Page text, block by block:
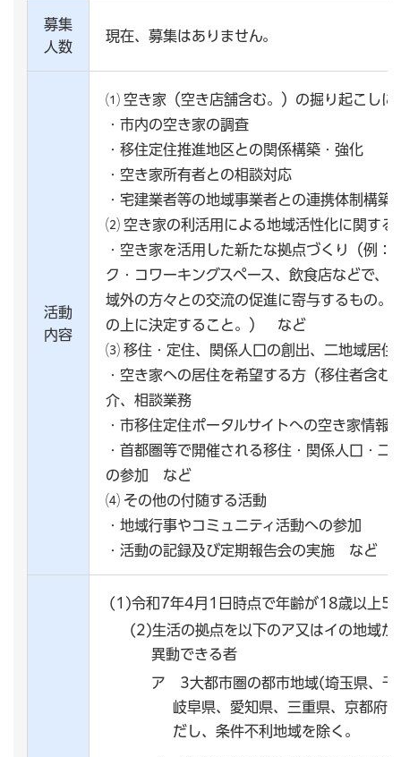
募集
人数
現在、募集はありません。
活動
内容
⑴ 空き家（空き店舗含む。）の掘り起こしに
・市内の空き家の調査
・移住定住推進地区との関係構築・強化
・空き家所有者との相談対応
・宅建業者等の地域事業者との連携体制構
⑵ 空き家の利活用による地域活性化に関する
・空き家を活用した新たな拠点づくり（例：
ク・コワーキングスペース、飲食店などで、
域外の方々との交流の促進に寄与するもの。
の上に決定すること。） など
⑶ 移住・定住、関係人口の創出、二地域居住
・空き家への居住を希望する方（移住者含む
介、相談業務
・市移住定住ポータルサイトへの空き家情報
・首都圏等で開催される移住・関係人口・二
の参加 など
⑷ その他の付随する活動
・地域行事やコミュニティ活動への参加
・活動の記録及び定期報告会の実施 など
(1)令和7年4月1日時点で年齢が18歳以上
(2)生活の拠点を以下のア又はイの地域か
異動できる者
ア 3大都市圏の都市地域(埼玉県、千
岐阜県、愛知県、三重県、京都府
だし、条件不利地域を除く。